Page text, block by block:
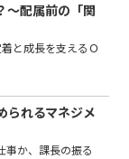
～配属前の「関
と成長を支えるＯ
られるマネジメ
事か、課長の振る